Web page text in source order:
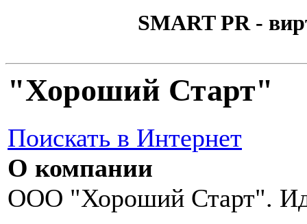
SMART PR -
"Хороший Старт"
Поискать в Интернет
О компании
ООО "Хороший Старт".